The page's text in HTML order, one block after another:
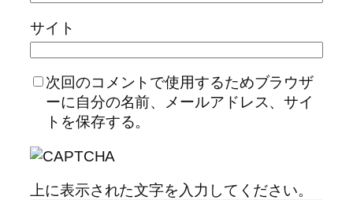
サイト
次回のコメントで使用するためブラウザ
ーに自分の名前、メールアドレス、サイ
トを保存する。
上に表示された文字を入力してください。